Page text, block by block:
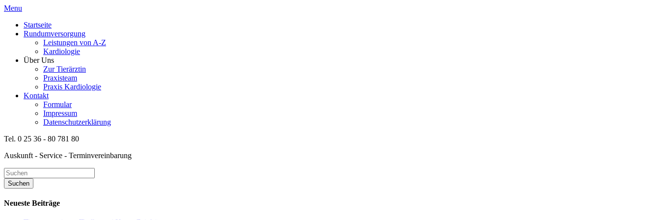
Menu
Startseite
Rundumversorgung
Leistungen von A-Z
Kardiologie
Über Uns
Zur Tierärztin
Praxisteam
Praxis Kardiologie
Kontakt
Formular
Impressum
Datenschutzerklärung
Tel. 0 25 36 - 80 781 80
Auskunft - Service - Terminvereinbarung
Neueste Beiträge